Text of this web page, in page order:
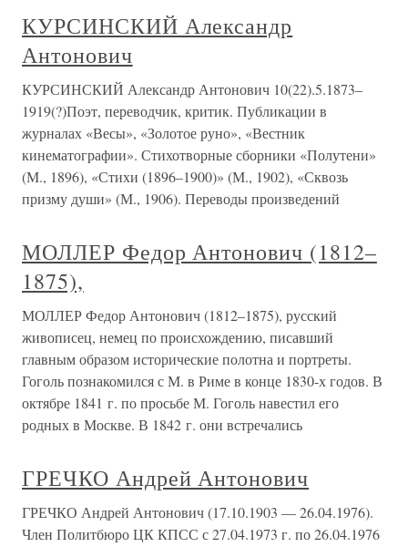
КУРСИНСКИЙ Александр
Антонович
КУРСИНСКИЙ Александр Антонович 10(22).5.1873–
1919(?)Поэт, переводчик, критик. Публикации в
журналах «Весы», «Золотое руно», «Вестник
кинематографии». Стихотворные сборники «Полутени»
(М., 1896), «Стихи (1896–1900)» (М., 1902), «Сквозь
призму души» (М., 1906). Переводы произведений
МОЛЛЕР Федор Антонович (1812–
1875),
МОЛЛЕР Федор Антонович (1812–1875), русский
живописец, немец по происхождению, писавший
главным образом исторические полотна и портреты.
Гоголь познакомился с М. в Риме в конце 1830-х годов. В
октябре 1841 г. по просьбе М. Гоголь навестил его
родных в Москве. В 1842 г. они встречались
ГРЕЧКО Андрей Антонович
ГРЕЧКО Андрей Антонович (17.10.1903 — 26.04.1976).
Член Политбюро ЦК КПСС с 27.04.1973 г. по 26.04.1976